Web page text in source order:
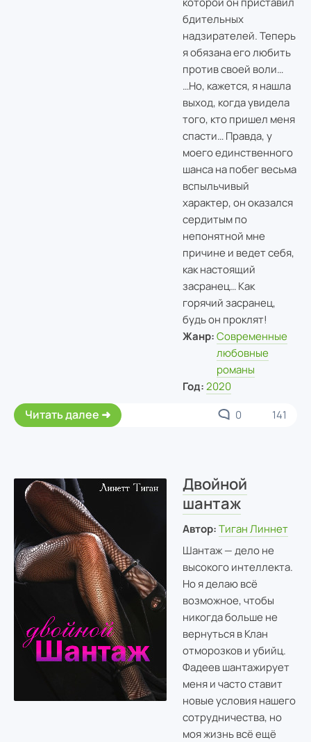
бдительных
надзирателей. Теперь
я обязана его любить
против своей воли…
…Но, кажется, я нашла
выход, когда увидела
того, кто пришел меня
спасти… Правда, у
моего единственного
шанса на побег весьма
вспыльчивый
характер, он оказался
сердитым по
непонятной мне
причине и ведет себя,
как настоящий
засранец… Как
горячий засранец,
будь он проклят!
Жанр: Современные
любовные
романы
Год: 2020
Читать далее 0 141
Двойной
шантаж
Автор: Тиган Линнет
Шантаж — дело не
высокого интеллекта.
Но я делаю всё
возможное, чтобы
никогда больше не
вернуться в Клан
отморозков и убийц.
Фадеев шантажирует
меня и часто ставит
новые условия нашего
сотрудничества, но
моя жизнь всё ещё